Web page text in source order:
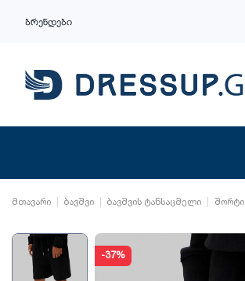
ბრენდები
მთავარი ბავშვი ბავშვის ტანსაცმელი შორტი
-37%